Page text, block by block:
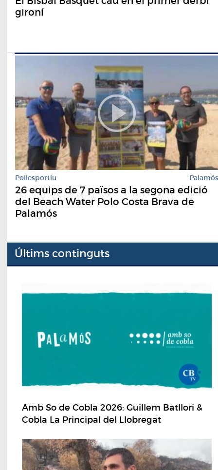
gironí
Poliesportiu Palamós
26 equips de 7 països a la segona edició
del Beach Water Polo Costa Brava de
Palamós
Últims continguts
Amb So de Cobla 2026: Guillem Batllori &
Cobla La Principal del Llobregat